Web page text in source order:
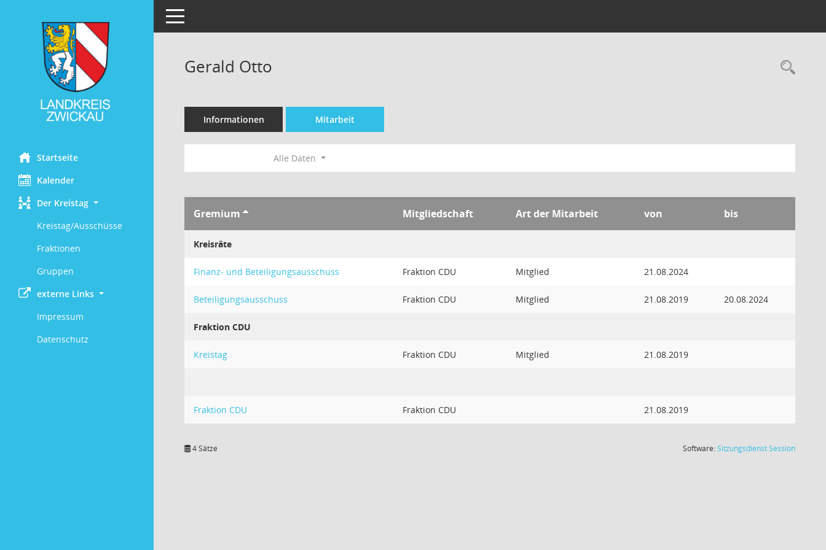
Startseite
Kalender
Der Kreistag
Kreistag/Ausschüsse
Fraktionen
Gruppen
externe Links
Impressum
Datenschutz
Toggle navigation
Gerald Otto
Informationen Mitarbeit
Alle Daten
Gremium Mitgliedschaft Art der Mitarbeit von bis
Kreisräte
Finanz- und Beteiligungsausschuss Fraktion CDU Mitglied 21.08.2024
Beteiligungsausschuss Fraktion CDU Mitglied 21.08.2019 20.08.2024
Fraktion CDU
Kreistag Fraktion CDU Mitglied 21.08.2019
Fraktion CDU Fraktion CDU 21.08.2019
4 Sätze Software:SitzungsdienstSession(Wird in